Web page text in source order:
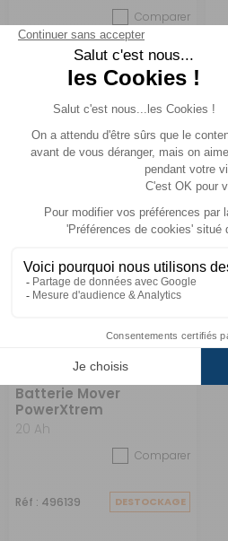
Comparer
Enduro
Réf : 496313 EN STOCK
399 €
Batterie Mover
PowerXtrem
20 Ah
Comparer
Réf : 496139 DESTOCKAGE